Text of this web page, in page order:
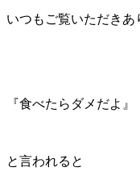
いつもご覧いただきあ
『食べたらダメだよ』
と言われると